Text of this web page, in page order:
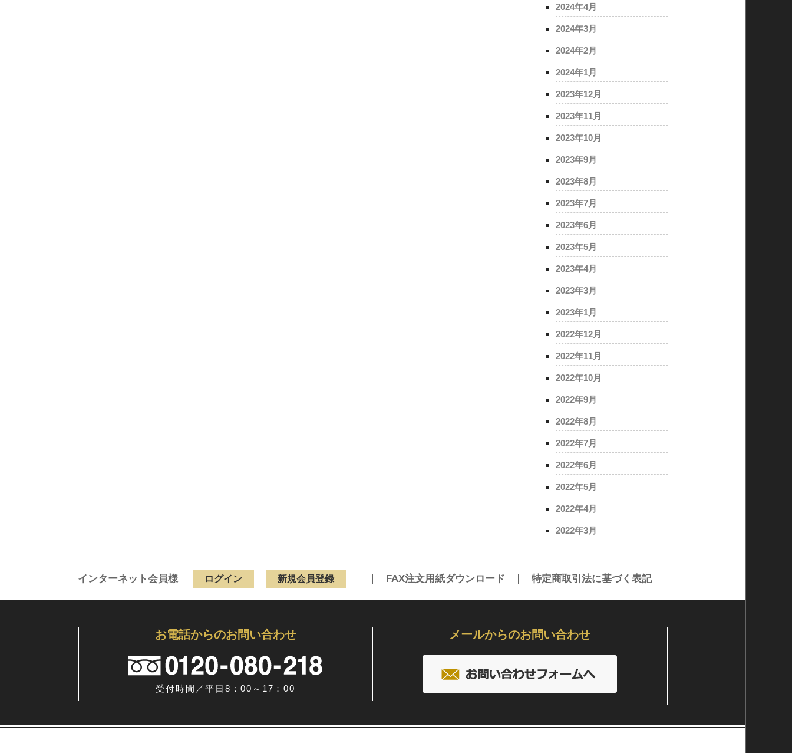
2024年4月
2024年3月
2024年2月
2024年1月
2023年12月
2023年11月
2023年10月
2023年9月
2023年8月
2023年7月
2023年6月
2023年5月
2023年4月
2023年3月
2023年1月
2022年12月
2022年11月
2022年10月
2022年9月
2022年8月
2022年7月
2022年6月
2022年5月
2022年4月
2022年3月
インターネット会員様 ログイン 新規会員登録 FAX注文用紙ダウンロード 特定商取引法に基づく表記
お電話からのお問い合わせ
受付時間／平日8：00～17：00
メールからのお問い合わせ